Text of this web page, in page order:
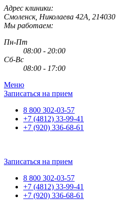
Адрес клиники:
Смоленск, Николаева 42А 214030
Мы работаем:
Пн-Пт
08:00 - 20:00
Сб-Вс
08:00 - 17:00
Меню
Записаться на прием
8 800 302-03-57
+7 (4812) 33-99-41
+7 (920) 336-68-61
Записаться на прием
8 800 302-03-57
+7 (4812) 33-99-41
+7 (920) 336-68-61